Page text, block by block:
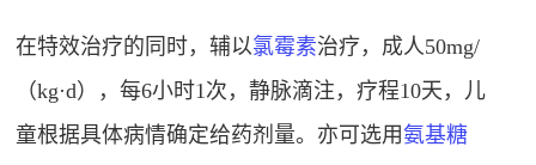
在特效治疗的同时，辅以氯霉素治疗，成人50mg/
（kg·d），每6小时1次，静脉滴注，疗程10天，儿
童根据具体病情确定给药剂量。亦可选用 氨基糖